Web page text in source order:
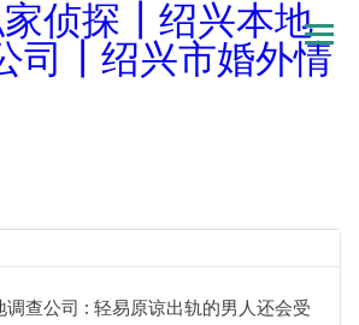
调查公司 : 轻易原谅出轨的男人还会受